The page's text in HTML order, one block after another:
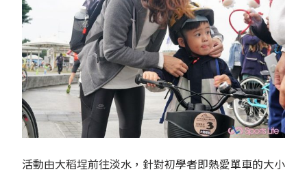
活動由大稻埕前往淡水，針對初學者即熱愛單車的大小